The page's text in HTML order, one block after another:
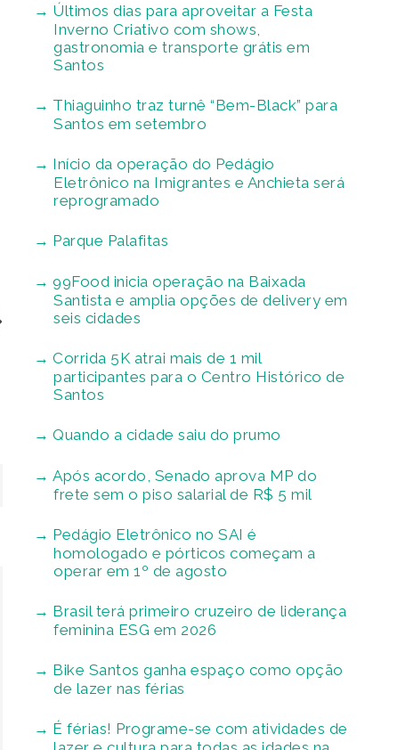
Últimos dias para aproveitar a Festa
Inverno Criativo com shows,
gastronomia e transporte grátis em
Santos
Thiaguinho traz turnê “Bem-Black” para
Santos em setembro
Início da operação do Pedágio
Eletrônico na Imigrantes e Anchieta será
reprogramado
Parque Palafitas
99Food inicia operação na Baixada
Santista e amplia opções de delivery em
seis cidades
Corrida 5K atrai mais de 1 mil
participantes para o Centro Histórico de
Santos
Quando a cidade saiu do prumo
Após acordo, Senado aprova MP do
frete sem o piso salarial de R$ 5 mil
Pedágio Eletrônico no SAI é
homologado e pórticos começam a
operar em 1º de agosto
Brasil terá primeiro cruzeiro de liderança
feminina ESG em 2026
Bike Santos ganha espaço como opção
de lazer nas férias
É férias! Programe-se com atividades de